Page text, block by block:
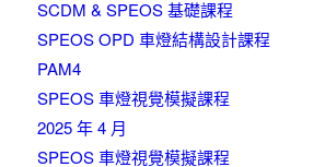
SCDM & SPEOS 基礎課程
SPEOS OPD 車燈結構設計課程
PAM4
SPEOS 車燈視覺模擬課程
2025 年 4 月
SPEOS 車燈視覺模擬課程